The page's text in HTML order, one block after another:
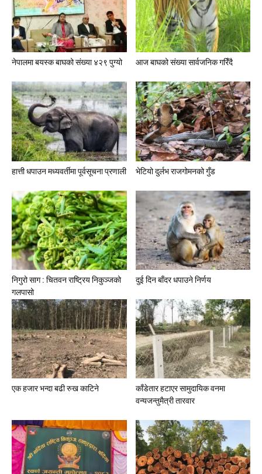
नेपालमा बयस्क बाघको संख्या ४२९ पुग्यो आज बाघको संख्या सार्वजनिक गरिँदै
हात्ती धपाउन मध्यवर्तीमा पूर्वसूचना प्रणाली भेटियो दुर्लभ राजगोमनको गुँड
निगुरो साग : चितवन राष्ट्रिय निकुञ्जको
गलपासो
दुई दिन बाँदर धपाउने निर्णय
एक हजार भन्दा बढी रुख काटिने
काँडेतार हटाएर सामुदायिक वनमा
वन्यजन्तुमैत्री तारवार